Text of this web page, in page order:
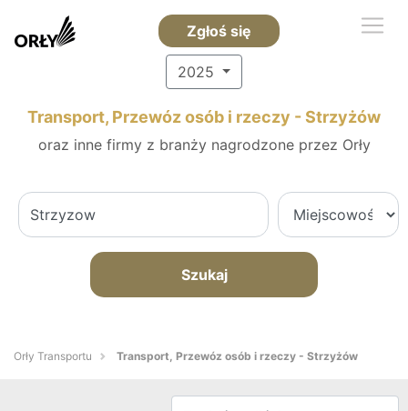
Zgłoś się
2025
Transport, Przewóz osób i rzeczy - Strzyżów
oraz inne firmy z branży nagrodzone przez Orły
Szukaj
Orły Transportu Transport, Przewóz osób i rzeczy - Strzyżów